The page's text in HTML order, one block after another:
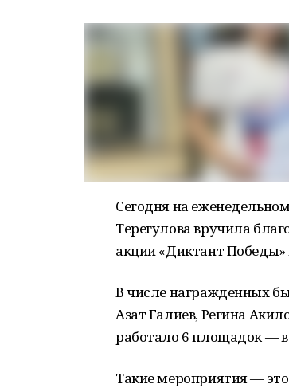
Сегодня на
Терегулова вручила
акции «Диктант Победы»
В числе награжденных
Азат Галиев, Регина
работало 6 площадок —
Такие мероприятия —